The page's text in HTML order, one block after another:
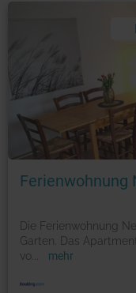
Ferienwohnung
Die Ferienwohnung
Garten. Das
vo
mehr